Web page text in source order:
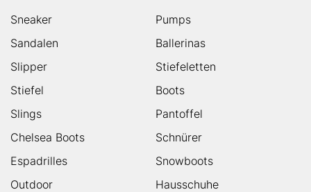
Sneaker
Pumps
Sandalen
Ballerinas
Slipper
Stiefeletten
Stiefel
Boots
Slings
Pantoffel
Chelsea Boots
Schnürer
Espadrilles
Snowboots
Outdoor
Hausschuhe